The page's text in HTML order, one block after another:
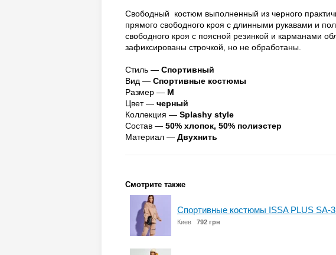
Свободный костюм выполненный из черного
прямого свободного кроя с длинными рукавами и
свободного кроя с поясной резинкой и карманами
зафиксированы строчкой, но не обработаны.
Стиль — Спортивный
Вид — Спортивные костюмы
Размер — M
Цвет — черный
Коллекция — Splashy style
Состав — 50% хлопок, 50% полиэстер
Материал — Двухнить
Смотрите также
Спортивные костюмы ISSA PLUS SA-
Киев 792 грн